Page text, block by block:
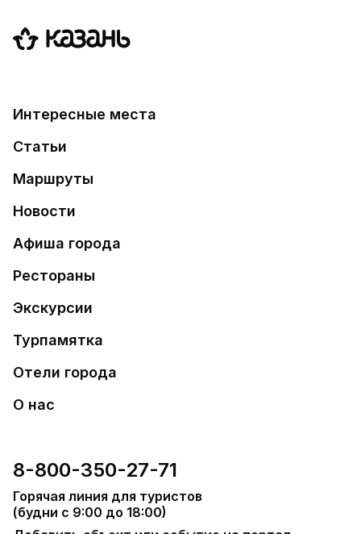
Интересные места
Статьи
Маршруты
Новости
Афиша города
Рестораны
Экскурсии
Турпамятка
Отели города
О нас
8-800-350-27-71
Горячая линия для туристов
(будни с 9:00 до 18:00)